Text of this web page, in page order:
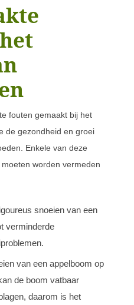
fouten gemaakt bij het
de gezondheid en groei
Enkele van deze
worden vermeden
snoeien van een
verminderde
van een appelboom op
de boom vatbaar
daarom is het